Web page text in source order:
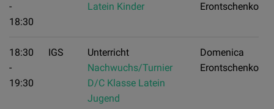
-
18:30
Latein Kinder
Erontschenko
18:30
-
19:30
IGS
Unterricht
Nachwuchs/Turnier
D/C Klasse Latein
Jugend
Domenica
Erontschenko